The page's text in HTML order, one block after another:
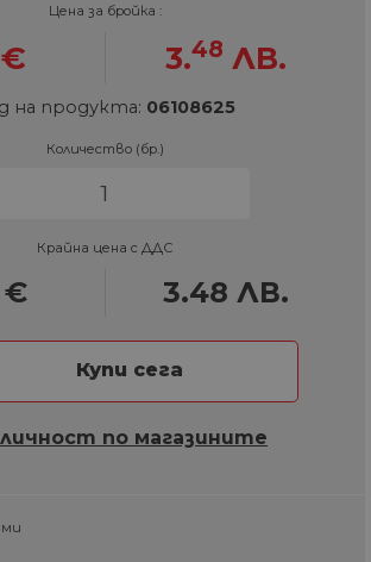
Цена за бройка :
€ 3.48 ЛВ.
на продукта: 06108625
Количество (бр.)
Крайна цена с ДДС
€ 3.48 ЛВ.
Купи сега
по магазините